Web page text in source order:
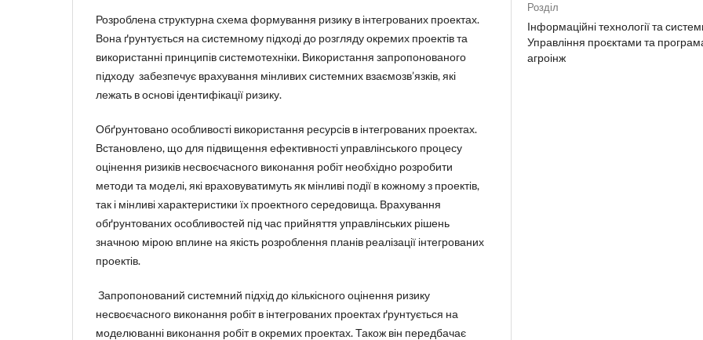
Розроблена структурна схема формування ризику в інтегрованих проектах.
Вона ґрунтується на системному підході до розгляду окремих проектів та
використанні принципів системотехніки. Використання запропонованого
підходу забезпечує врахування мінливих системних взаємозв’язків, які
лежать в основі ідентифікації ризику.
Обґрунтовано особливості використання ресурсів в інтегрованих проектах.
Встановлено, що для підвищення ефективності управлінського процесу
оцінення ризиків несвоєчасного виконання робіт необхідно розробити
методи та моделі, які враховуватимуть як мінливі події в кожному з проектів,
так і мінливі характеристики їх проектного середовища. Врахування
обґрунтованих особливостей під час прийняття управлінських рішень
значною мірою вплине на якість розроблення планів реалізації інтегрованих
проектів.
Запропонований системний підхід до кількісного оцінення ризику
несвоєчасного виконання робіт в інтегрованих проектах ґрунтується на
моделюванні виконання робіт в окремих проектах. Також він передбачає
Розділ
Інформаційні технології та
Управління проєктами та
агроінж